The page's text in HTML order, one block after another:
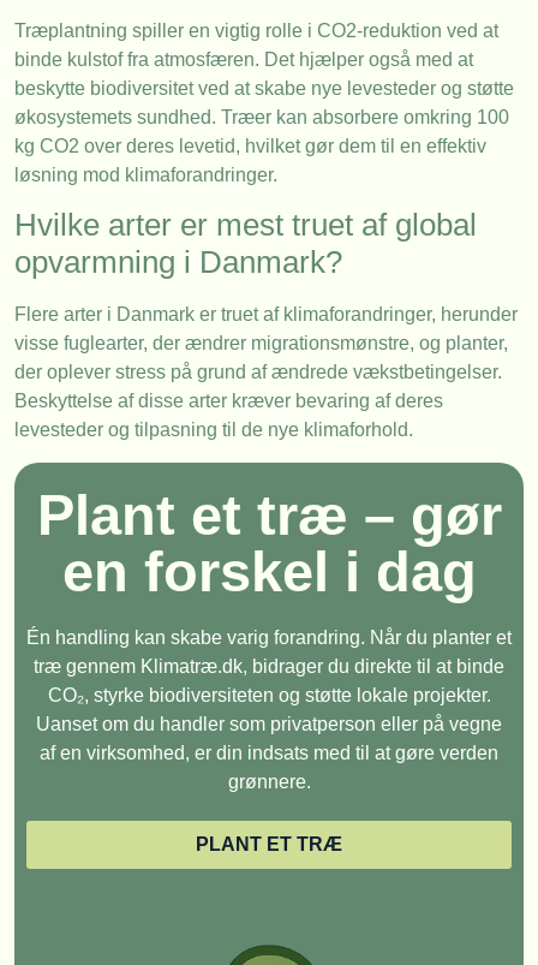
Træplantning spiller en vigtig rolle i CO2-reduktion ved at
binde kulstof fra atmosfæren. Det hjælper også med at
beskytte biodiversitet ved at skabe nye levesteder og støtte
økosystemets sundhed. Træer kan absorbere omkring 100
kg CO2 over deres levetid, hvilket gør dem til en effektiv
løsning mod klimaforandringer.
Hvilke arter er mest truet af global
opvarmning i Danmark?
Flere arter i Danmark er truet af klimaforandringer, herunder
visse fuglearter, der ændrer migrationsmønstre, og planter,
der oplever stress på grund af ændrede vækstbetingelser.
Beskyttelse af disse arter kræver bevaring af deres
levesteder og tilpasning til de nye klimaforhold.
Plant et træ – gør
en forskel i dag
Én handling kan skabe varig forandring. Når du planter et
træ gennem Klimatræ.dk, bidrager du direkte til at binde
CO₂, styrke biodiversiteten og støtte lokale projekter.
Uanset om du handler som privatperson eller på vegne
af en virksomhed, er din indsats med til at gøre verden
grønnere.
PLANT ET TRÆ